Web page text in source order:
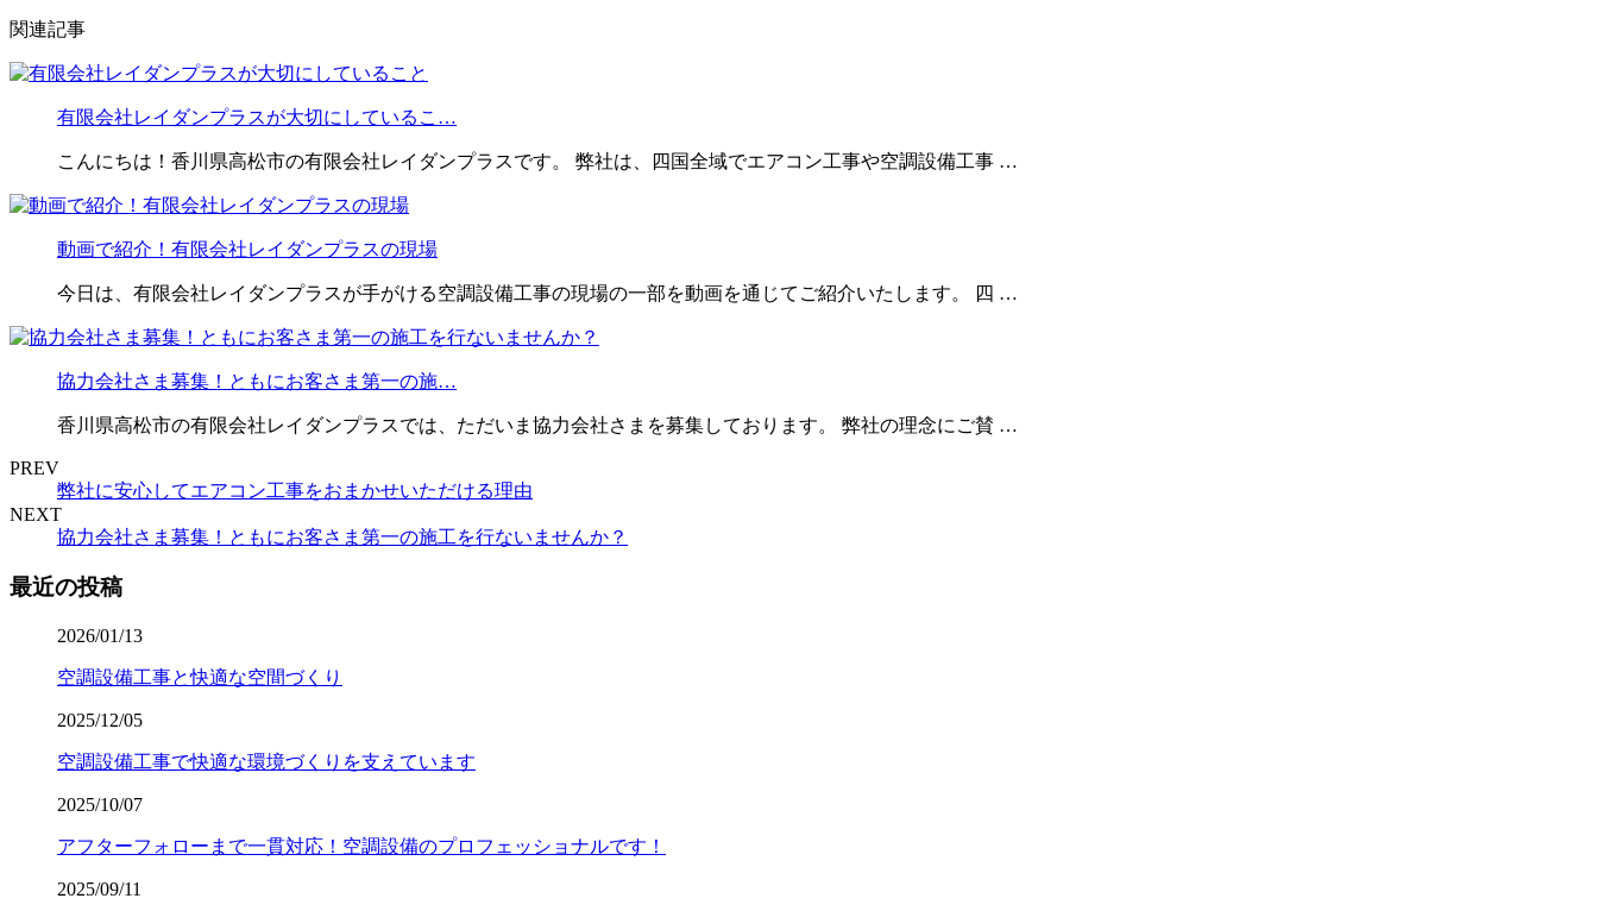
関連記事
有限会社レイダンプラスが大切にしているこ…
こんにちは！香川県高松市の有限会社レイダンプラスです。 弊社は、四国全域でエアコン工事や空調設備工事 …
動画で紹介！有限会社レイダンプラスの現場
今日は、有限会社レイダンプラスが手がける空調設備工事の現場の一部を動画を通じてご紹介いたします。 四 …
協力会社さま募集！ともにお客さま第一の施…
香川県高松市の有限会社レイダンプラスでは、ただいま協力会社さまを募集しております。 弊社の理念にご賛 …
PREV
弊社に安心してエアコン工事をおまかせいただける理由
NEXT
協力会社さま募集！ともにお客さま第一の施工を行ないませんか？
最近の投稿
2026/01/13
空調設備工事と快適な空間づくり
2025/12/05
空調設備工事で快適な環境づくりを支えています
2025/10/07
アフターフォローまで一貫対応！空調設備のプロフェッショナルです！
2025/09/11